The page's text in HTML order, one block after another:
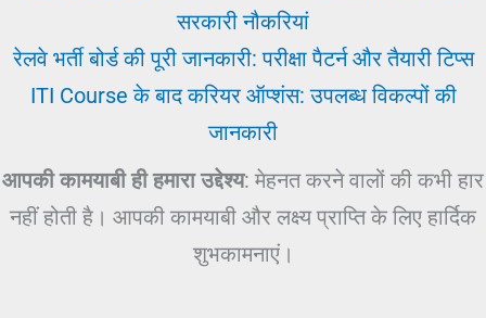
सरकारी नौकरियां
रेलवे भर्ती बोर्ड की पूरी जानकारी: परीक्षा पैटर्न और तैयारी टिप्स
ITI Course के बाद करियर ऑप्शंस: उपलब्ध विकल्पों की
जानकारी
आपकी कामयाबी ही हमारा उद्देश्य: मेहनत करने वालों की कभी हार
नहीं होती है। आपकी कामयाबी और लक्ष्य प्राप्ति के लिए हार्दिक
शुभकामनाएं।